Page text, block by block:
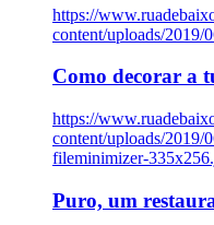
https://
content/uploads/2019/
Como decorar a
https://
content/uploads/2019/
fileminimizer-
Puro, um